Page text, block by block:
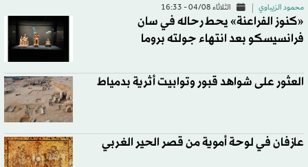
محمود الزيباوي الثلاثاء 04/08 - 16:33
«كنوز الفراعنة» يحط رحاله في سان
فرانسيسكو بعد انتهاء جولته بروما
العثور على شواهد قبور وتوابيت أثرية بدمياط
عازفان في لوحة أموية من قصر الحير الغربي